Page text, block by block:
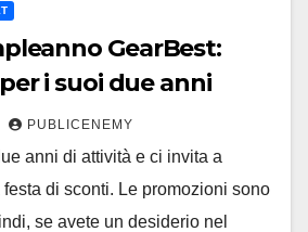
GearBest:
i suoi due anni
PUBLICENEMY
anni di attività e ci invita a
di sconti. Le promozioni sono
se avete un desiderio nel